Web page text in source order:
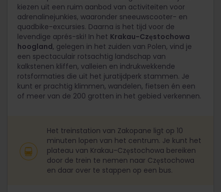
kiezen uit een ruim aanbod van activiteiten voor
adrenalinejunkies, waaronder sneeuwscooter- en
quadbike-excursies. Daarna is het tijd voor de
levendige aprés-ski! In het Krakau-Częstochowa
hoogland, gelegen in het zuiden van Polen, vind je
een spectaculair rotsachtig landschap van
kalkstenen kliffen, valleien en indrukwekkende
rotsformaties die uit het juratijdperk stammen. Je
kunt er prachtig klimmen, wandelen, fietsen én een
of meer van de 200 grotten in het gebied verkennen.
Het treinstation van Zakopane ligt op 10
minuten lopen van het centrum. Je kunt het
plateau van Krakau-Częstochowa bereiken
door de trein te nemen naar Częstochowa
en daar over te stappen op een bus.